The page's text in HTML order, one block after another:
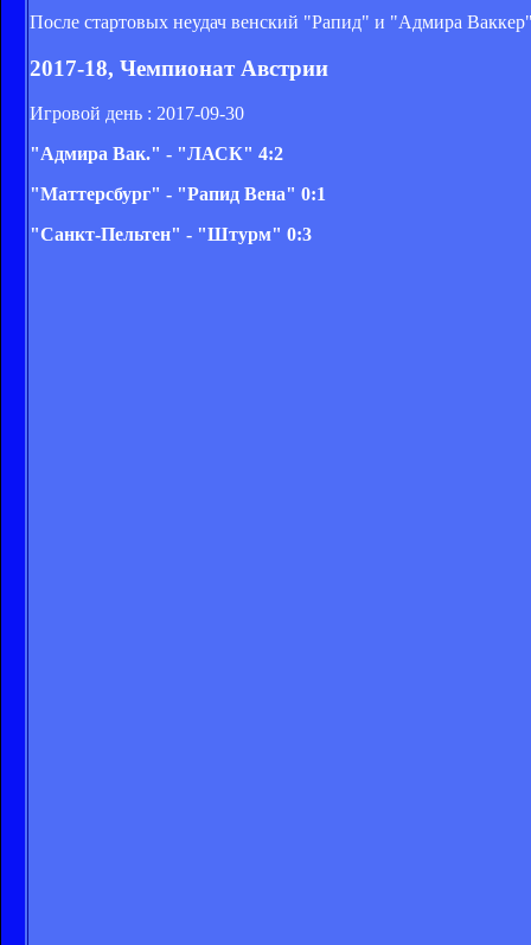
После стартовых неудач венский "Рапид" и "Адмира
2017-18, Чемпионат Австрии
Игровой день : 2017-09-30
"Адмира Вак." - "ЛАСК" 4:2
"Маттерсбург" - "Рапид Вена" 0:1
"Санкт-Пельтен" - "Штурм" 0:3